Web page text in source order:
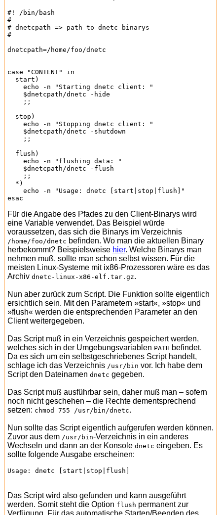
#! /bin/bash
#
# dnetcpath => path to dnetc binarys
#
dnetcpath=/home/foo/dnetc
case "CONTENT" in
  start)
    echo -n "Starting dnetc client: "
    $dnetcpath/dnetc -hide
    ;;
  stop)
    echo -n "Stopping dnetc client: "
    $dnetcpath/dnetc -shutdown
    ;;
  flush)
    echo -n "flushing data: "
    $dnetcpath/dnetc -flush
    ;;
  *)
    echo -n "Usage: dnetc [start|stop|flush]"
Für die Angabe des Pfades zu den Client-Binarys wird
eine Variable verwendet. Das Beispiel würde
voraussetzen, das sich die Binarys im Verzeichnis
/home/foo/dnetc befinden. Wo man die aktuellen Binary
herbekommt? Beispielsweise hier. Welche Binarys man
nehmen muß, sollte man schon selbst wissen. Für die
meisten Linux-Systeme mit ix86-Prozessoren wäre es das
Archiv dnetc-linux-x86-elf.tar.gz.
Nun aber zurück zum Script. Die Funktion sollte eigentlich
ersichtlich sein. Mit den Parametern »start«, »stop« und
»flush« werden die entsprechenden Parameter an den
Client weitergegeben.
Das Script muß in ein Verzeichnis gespeichert werden,
welches sich in der Umgebungsvariablen PATH befindet.
Da es sich um ein selbstgeschriebenes Script handelt,
schlage ich das Verzeichnis /usr/bin vor. Ich habe dem
Script den Dateinamen dnetc gegeben.
Das Script muß ausführbar sein, daher muß man – sofern
noch nicht geschehen – die Rechte dementsprechend
setzen: chmod 755 /usr/bin/dnetc.
Nun sollte das Script eigentlich aufgerufen werden können.
Zuvor aus dem /usr/bin-Verzeichnis in ein anderes
Wechseln und dann an der Konsole dnetc eingeben. Es
sollte folgende Ausgabe erscheinen:
Das Script wird also gefunden und kann ausgeführt
werden. Somit steht die Option flush permanent zur